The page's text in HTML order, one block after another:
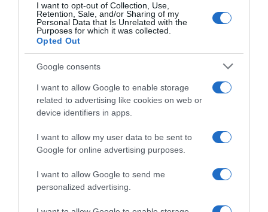
I want to opt-out of Collection, Use,
Retention, Sale, and/or Sharing of my
Personal Data that Is Unrelated with the
Purposes for which it was collected.
Opted Out
Google consents
I want to allow Google to enable storage
related to advertising like cookies on web or
device identifiers in apps.
I want to allow my user data to be sent to
Google for online advertising purposes.
I want to allow Google to send me
personalized advertising.
ΑΘΛΗΤΙΚΑ